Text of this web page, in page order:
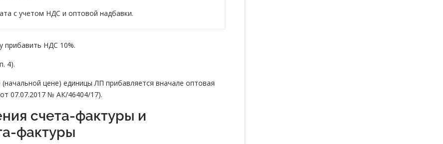
с учетом НДС и оптовой надбавки.
прибавить НДС 10%.
4).
цене) единицы ЛП прибавляется вначале оптовая
07.07.2017 № АК/46404/17).
счета-фактуры и
фактуры